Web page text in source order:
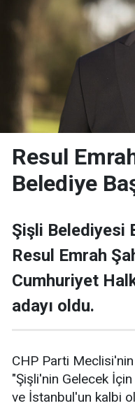
Resul
Belediye
Şişli Belediyesi
Resul Emrah
Cumhuriyet
adayı oldu.
CHP Parti Meclisi'nin
"Şişli'nin Gelecek
ve İstanbul'un kalbi